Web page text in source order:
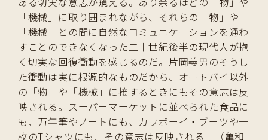
「機械」に取り囲まれながら、それらの「物」や
「機械」との間に自然なコミュニケーションを通わ
すことのできなくなった二十世紀後半の現代人が抱
く切実な回復衝動を感じるのだ。片岡義男のそうし
た衝動は実に根源的なものだから、オートバイ以外
の「物」や「機械」に接するときにもその意志は反
映される。スーパーマーケットに並べられた食品に
も、万年筆やノートにも、カウボーイ・ブーツや一
枚のTシャツにも、その意志は反映される」（亀和